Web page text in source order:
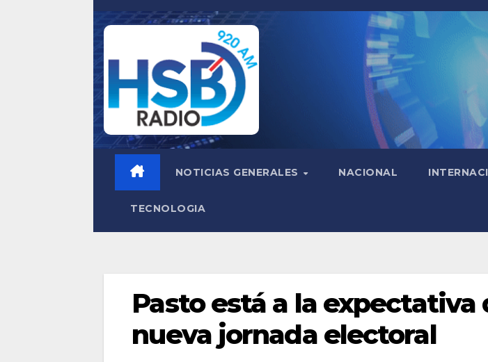
Saltar
contenido
NOTICIAS GENERALES NACIONAL
TECNOLOGIA
Pasto está a la expectativa
nueva jornada electoral